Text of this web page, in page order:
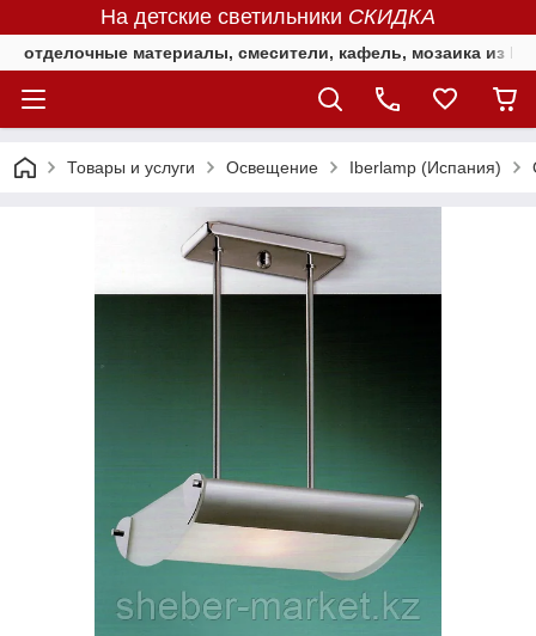
На детские светильники СКИДКА
отделочные материалы, смесители, кафель, мозаика из
Товары и услуги Освещение Iberlamp (Испания)